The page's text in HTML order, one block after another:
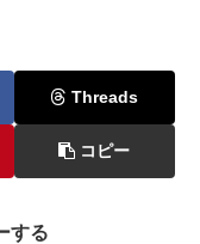
Threads
コピー
する